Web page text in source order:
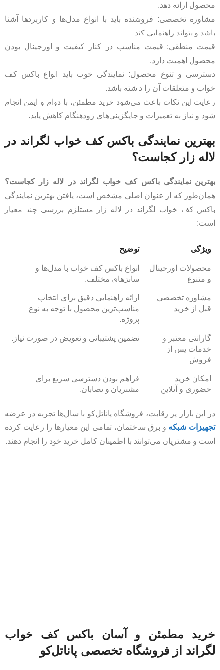
محصول ارائه دهد.
مشاوره تخصصی: فروشنده باید با انواع مدل‌ها و کاربردها آشنا
باشد و بتواند راهنمایی کند.
قیمت منطقی: قیمت مناسب در کنار کیفیت و اورجینال بودن
محصول اهمیت دارد.
دسترسی و تنوع محصول: نمایندگی خوب باید انواع باکس کف
خواب و متعلقات آن را داشته باشد.
رعایت این نکات باعث می‌شود خرید مطمئن، با دوام و ایمن انجام
شود و نیاز به تعمیرات و جایگزینی‌های زودهنگام کاهش یابد.
بهترین نمایندگی باکس کف خواب لگراند در
لاله زار کجاست؟
بهترین نمایندگی باکس کف خواب لگراند در لاله زار کجاست؟
همان‌طور که از عنوان اصلی مشخص است، یافتن بهترین نمایندگی
باکس کف خواب لگراند در لاله زار مستلزم بررسی چند معیار
است:
ویژگی توضیح
محصولات اورجینال
و متنوع
انواع باکس کف خواب با مدل‌ها و
سایزهای مختلف.
مشاوره تخصصی
قبل از خرید
ارائه راهنمایی دقیق برای انتخاب
مناسب‌ترین محصول با توجه به نوع
پروژه.
گارانتی معتبر و
خدمات پس از
فروش
تضمین پشتیبانی و تعویض در صورت نیاز.
امکان خرید
حضوری و آنلاین
فراهم بودن دسترسی سریع برای
مشتریان و نصابان.
در این بازار پر رقابت، فروشگاه پاناتل‌کو با سال‌ها تجربه در عرضه
تجهیزات شبکه و برق ساختمان، تمامی این معیارها را رعایت کرده
است و مشتریان می‌توانند با اطمینان کامل خرید خود را انجام دهند.
خرید مطمئن و آسان باکس کف خواب
لگراند از فروشگاه تخصصی پاناتل‌کو